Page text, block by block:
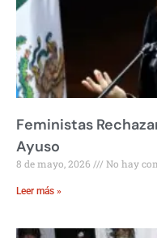
Feministas
Ayuso
8 de mayo, 2026 No hay
Leer más »